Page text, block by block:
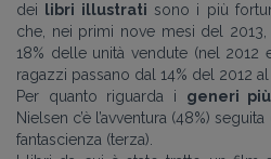
dei
libri illustrati sono i più
che, nei primi nove mesi del 2013,
18% delle unità vendute (nel 2012
ragazzi passano dal 14% del 2012 al
Per quanto riguarda i generi
Nielsen c’è l’avventura (48%)
fantascienza (terza).